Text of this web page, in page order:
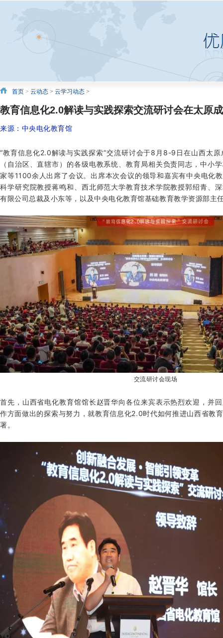
首页 > 云动态 > 云学习动态 >
教育信息化2.0解读与实践探索交流研讨会在太原
来源：中央电化教育馆
“教育信息化2.0解读与实践探索”交流研讨会于8月8-9日在山西太
（自治区、直辖市）的各级电教系统、教育局相关负责同志，中小
家等1100余人出席了会议。出席本次会议的领导和嘉宾有中央电化
科学研究院教授蒋鸣和、西北师范大学教育技术学院教授郭绍青、
有限公司总裁及小东等，以及中央电化教育馆基础教育教学资源部主
交流研讨会现场
首先，山西省电化教育馆馆长赵晋华向各位来宾表示热烈欢迎，并
作方面做出的探索与努力，就教育信息化2.0时代如何推进山西省教
署。